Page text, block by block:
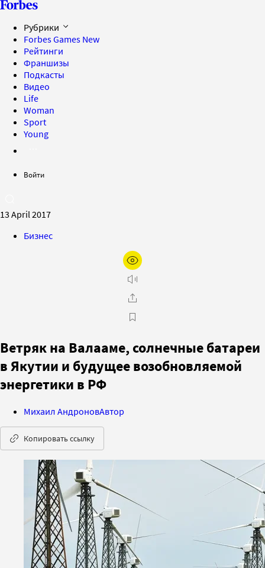
Рубрики
Forbes Games New
Рейтинги
Франшизы
Подкасты
Видео
Life
Woman
Sport
Young
Войти
13 April 2017
Бизнес
Ветряк на Валааме, солнечные батареи
в Якутии и будущее возобновляемой
энергетики в РФ
Михаил АндроновАвтор
Копировать ссылку